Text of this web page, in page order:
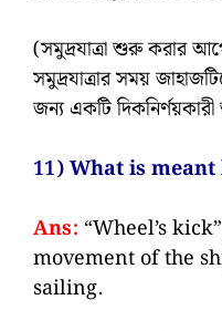
(সমুদ্রযাত্রা শুরু করার
সমুদ্রযাত্রার সময়
জন্য একটি
11) What is meant
Ans: “Wheel’s
movement of the
sailing.